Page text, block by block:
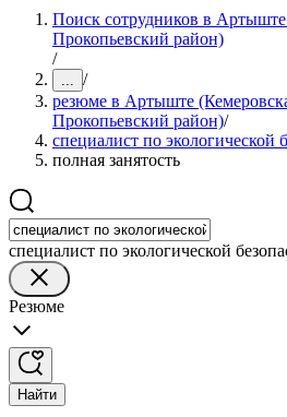
Поиск сотрудников в Артыште
Прокопьевский район)
/
... /
резюме в Артыште
Прокопьевский район)/
специалист по экологической
полная занятость
специалист по экологической
Резюме
Найти